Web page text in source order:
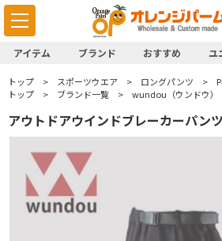
アイテム ブランド おすすめ ユ
トップ スポーツウエア ロングパンツ
トップ
ブランド一覧 wundou（ウンドウ）
アウトドアウインドブレーカーパンツ